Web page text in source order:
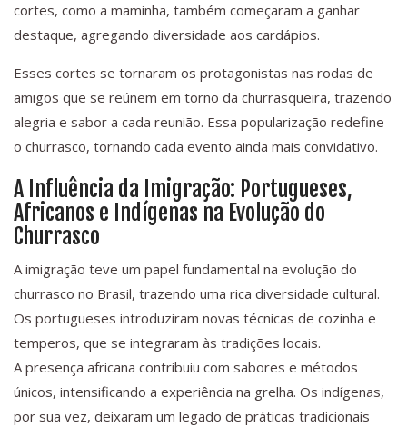
cortes, como a maminha, também começaram a ganhar
destaque, agregando diversidade aos cardápios.
Esses cortes se tornaram os protagonistas nas rodas de
amigos que se reúnem em torno da churrasqueira, trazendo
alegria e sabor a cada reunião. Essa popularização redefine
o churrasco, tornando cada evento ainda mais convidativo.
A Influência da Imigração: Portugueses,
Africanos e Indígenas na Evolução do
Churrasco
A imigração teve um papel fundamental na evolução do
churrasco no Brasil, trazendo uma rica diversidade cultural.
Os portugueses introduziram novas técnicas de cozinha e
temperos, que se integraram às tradições locais.
A presença africana contribuiu com sabores e métodos
únicos, intensificando a experiência na grelha. Os indígenas,
por sua vez, deixaram um legado de práticas tradicionais